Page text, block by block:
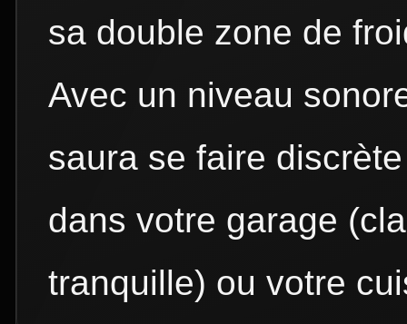
sa double zone de
Avec un niveau
saura se faire
dans votre garage
tranquille) ou votre